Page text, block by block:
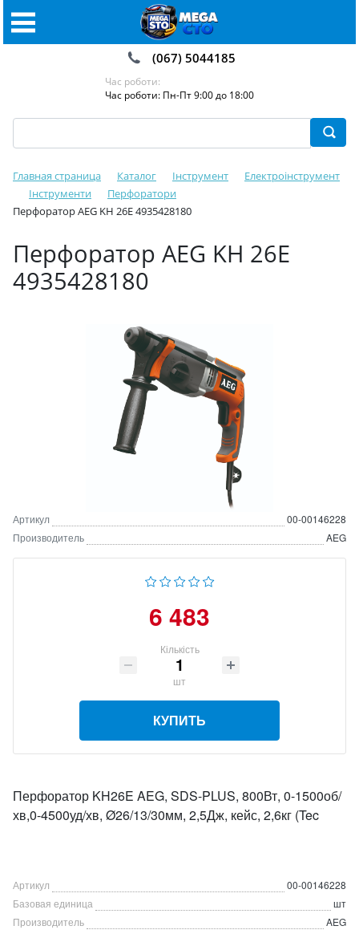
(067) 5044185
Час роботи:
Час роботи: Пн-Пт 9:00 до 18:00
Главная страница Каталог Інструмент
Електроінструмент
Інструменти
Перфоратори
Перфоратор AEG KH 26E 4935428180
Перфоратор AEG KH 26E
4935428180
Артикул
00-00146228
Производитель
AEG
6 483
Кількість
шт
КУПИТЬ
Перфоратор KH26E AEG, SDS-PLUS, 800Вт, 0-1500об/
хв,0-4500уд/хв, Ø26/13/30мм, 2,5Дж, кейс, 2,6кг (Tec
Артикул
00-00146228
Базовая единица
шт
Производитель
AEG